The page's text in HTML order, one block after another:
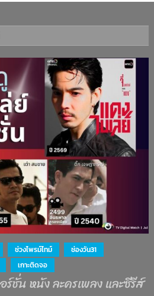
ช่วงไพรม์ไทม์
ช่องวัน31
เกาะติดจอ
ร์ชั่น หนัง ละครเพลง และซีรีส์